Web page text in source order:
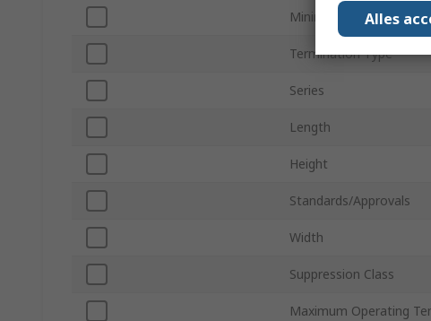
Minimum Operating
Termination Type
Series
Length
Height
Standards/Approvals
Width
Suppression Class
Maximum Operating
Alles